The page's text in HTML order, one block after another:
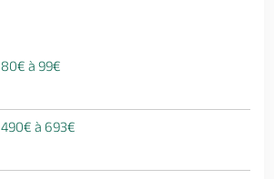
80€ à 99€
490€ à 693€